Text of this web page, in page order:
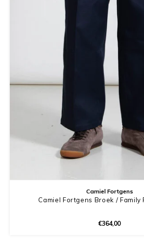
Camiel Fortgens
Camiel Fortgens Broek / Family
€364,00